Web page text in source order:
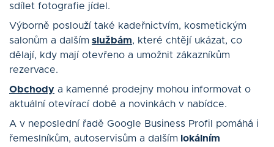
sdílet fotografie jídel.
Výborně poslouží také kadeřnictvím, kosmetickým
salonům a dalším službám, které chtějí ukázat, co
dělají, kdy mají otevřeno a umožnit zákazníkům
rezervace.
Obchody a kamenné prodejny mohou informovat o
aktuální otevírací době a novinkách v nabídce.
A v neposlední řadě Google Business Profil pomáhá i
řemeslníkům, autoservisům a dalším lokálním